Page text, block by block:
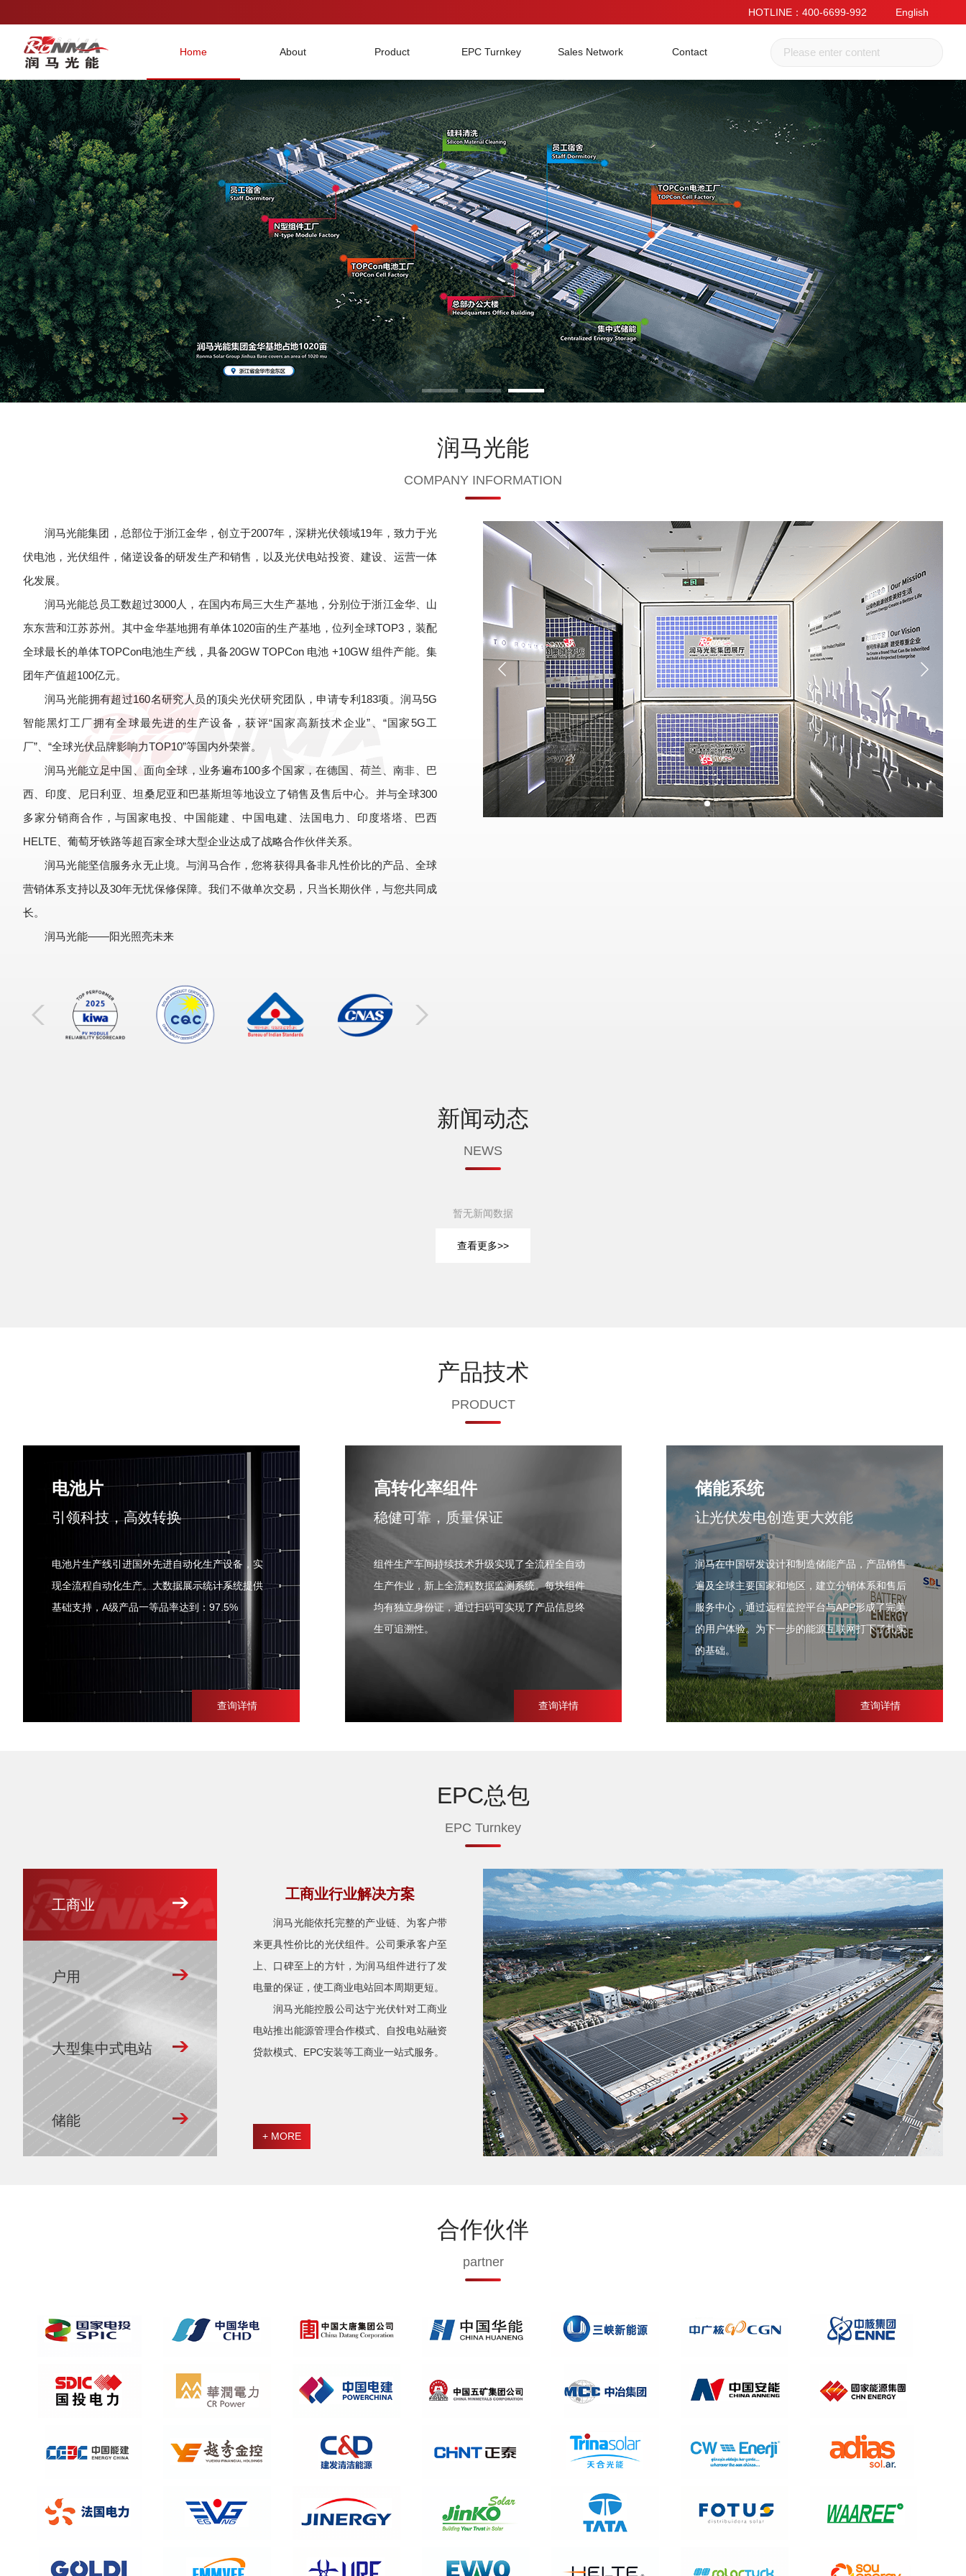
HOTLINE：400-6699-992 English
Home About Product EPC Turnkey Sales Network Contact
润马光能
COMPANY INFORMATION
润马光能集团，总部位于浙江金华，创立于2007年，深耕光伏领域19年，致力于光
伏电池，光伏组件，储逆设备的研发生产和销售，以及光伏电站投资、建设、运营一体
化发展。
润马光能总员工数超过3000人，在国内布局三大生产基地，分别位于浙江金华、山
东东营和江苏苏州。其中金华基地拥有单体1020亩的生产基地，位列全球TOP3，装配
全球最长的单体TOPCon电池生产线，具备20GW TOPCon 电池 +10GW 组件产能。集
团年产值超100亿元。
润马光能拥有超过160名研究人员的顶尖光伏研究团队，申请专利183项。润马5G
智能黑灯工厂拥有全球最先进的生产设备，获评“国家高新技术企业”、“国家5G工
厂”、“全球光伏品牌影响力TOP10”等国内外荣誉。
润马光能立足中国、面向全球，业务遍布100多个国家，在德国、荷兰、南非、巴
西、印度、尼日利亚、坦桑尼亚和巴基斯坦等地设立了销售及售后中心。并与全球300
多家分销商合作，与国家电投、中国能建、中国电建、法国电力、印度塔塔、巴西
HELTE、葡萄牙铁路等超百家全球大型企业达成了战略合作伙伴关系。
润马光能坚信服务永无止境。与润马合作，您将获得具备非凡性价比的产品、全球
营销体系支持以及30年无忧保修保障。我们不做单次交易，只当长期伙伴，与您共同成
长。
润马光能——阳光照亮未来
新闻动态
NEWS
暂无新闻数据
查看更多>>
产品技术
PRODUCT
电池片
引领科技，高效转换
电池片生产线引进国外先进自动化生产设备，实
现全流程自动化生产。大数据展示统计系统提供
基础支持，A级产品一等品率达到：97.5%
查询详情
高转化率组件
稳健可靠，质量保证
组件生产车间持续技术升级实现了全流程全自动
生产作业，新上全流程数据监测系统。每块组件
均有独立身份证，通过扫码可实现了产品信息终
生可追溯性。
查询详情
储能系统
让光伏发电创造更大效能
润马在中国研发设计和制造储能产品，产品销售
遍及全球主要国家和地区，建立分销体系和售后
服务中心，通过远程监控平台与APP形成了完美
的用户体验。为下一步的能源互联网打下了扎实
的基础。
查询详情
EPC总包
EPC Turnkey
工商业
户用
大型集中式电站
储能
工商业行业解决方案
润马光能依托完整的产业链、为客户带
来更具性价比的光伏组件。公司秉承客户至
上、口碑至上的方针，为润马组件进行了发
电量的保证，使工商业电站回本周期更短。
润马光能控股公司达宁光伏针对工商业
电站推出能源管理合作模式、自投电站融资
贷款模式、EPC安装等工商业一站式服务。
+ MORE
合作伙伴
partner